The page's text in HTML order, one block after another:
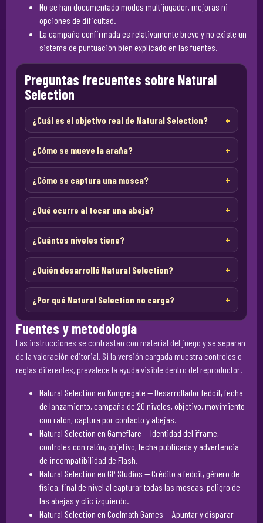
No se han documentado modos multijugador, mejoras ni
opciones de dificultad.
La campaña confirmada es relativamente breve y no existe un
sistema de puntuación bien explicado en las fuentes.
Preguntas frecuentes sobre Natural
Selection
¿Cuál es el objetivo real de Natural Selection?
¿Cómo se mueve la araña?
¿Cómo se captura una mosca?
¿Qué ocurre al tocar una abeja?
¿Cuántos niveles tiene?
¿Quién desarrolló Natural Selection?
¿Por qué Natural Selection no carga?
Fuentes y metodología
Las instrucciones se contrastan con material del juego y se separan
de la valoración editorial. Si la versión cargada muestra controles o
reglas diferentes, prevalece la ayuda visible dentro del reproductor.
Natural Selection en Kongregate — Desarrollador fedoit, fecha
de lanzamiento, campaña de 20 niveles, objetivo, movimiento
con ratón, captura por contacto y abejas.
Natural Selection en Gameflare — Identidad del iframe,
controles con ratón, objetivo, fecha publicada y advertencia
de incompatibilidad de Flash.
Natural Selection en GP Studios — Crédito a fedoit, género de
física, final de nivel al capturar todas las moscas, peligro de
las abejas y clic izquierdo.
Natural Selection en Coolmath Games — Apuntar y disparar